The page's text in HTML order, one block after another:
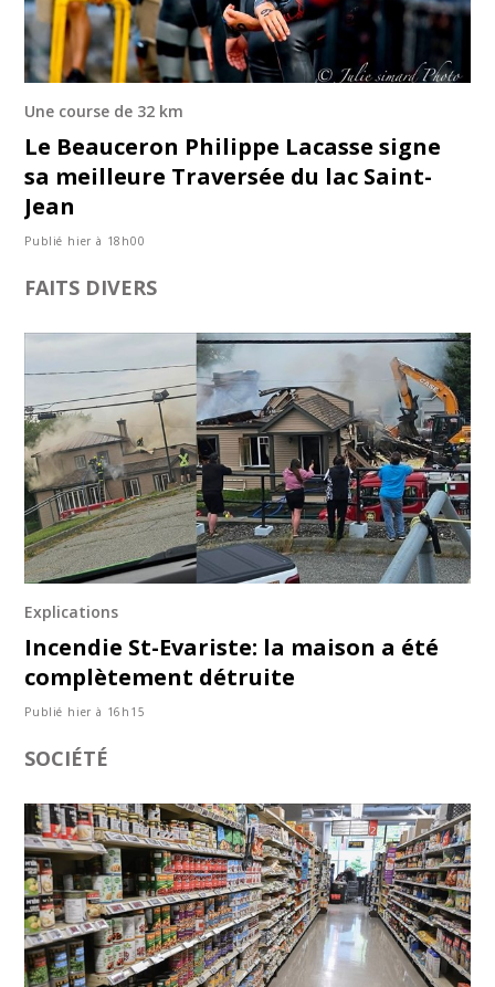
Une course de 32 km
Le Beauceron Philippe Lacasse signe
sa meilleure Traversée du lac Saint-
Jean
Publié hier à 18h00
FAITS DIVERS
Explications
Incendie St-Evariste: la maison a été
complètement détruite
Publié hier à 16h15
SOCIÉTÉ